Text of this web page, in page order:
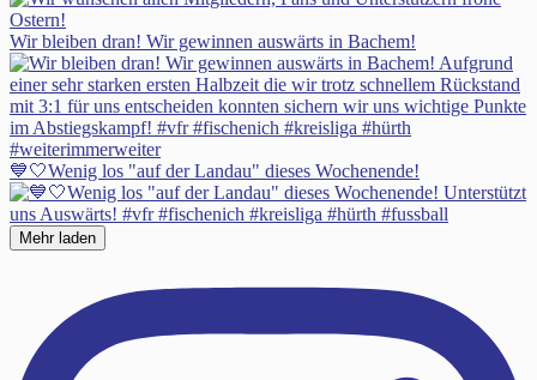
Wir bleiben dran! Wir gewinnen auswärts in Bachem!
💙🤍Wenig los "auf der Landau" dieses Wochenende!
Mehr laden